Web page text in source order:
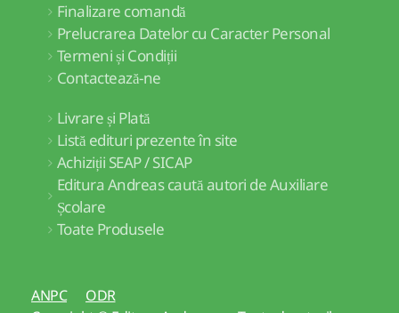
Finalizare comandă
Prelucrarea Datelor cu Caracter Personal
Termeni și Condiții
Contactează-ne
Livrare și Plată
Listă edituri prezente în site
Achiziții SEAP / SICAP
Editura Andreas caută autori de Auxiliare
Școlare
Toate Produsele
ANPC
ODR